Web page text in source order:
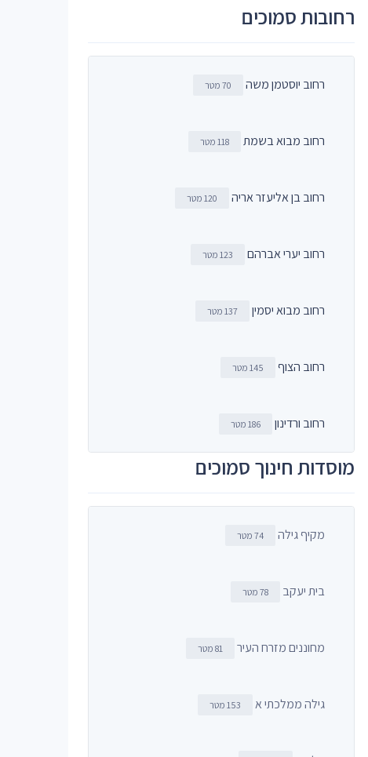
רחובות סמוכים
רחוב יוסטמן משה 70 מטר
רחוב מבוא בשמת 118 מטר
רחוב בן אליעזר אריה 120 מטר
רחוב יערי אברהם 123 מטר
רחוב מבוא יסמין 137 מטר
רחוב הצוף 145 מטר
רחוב ורדינון 186 מטר
מוסדות חינוך סמוכים
מקיף גילה 74 מטר
בית יעקב 78 מטר
מחוננים מזרח העיר 81 מטר
גילה ממלכתי א 153 מטר